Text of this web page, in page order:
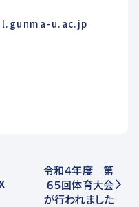
u.ac.jp
令和４年度 第
６５回体育大会
が行われました